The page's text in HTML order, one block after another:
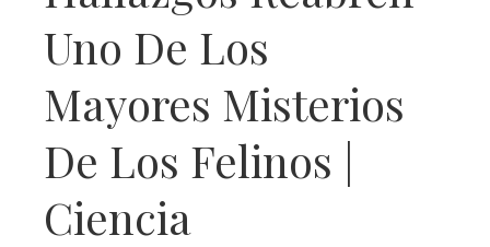
Uno De Los
Mayores Misterios
De Los Felinos |
Ciencia